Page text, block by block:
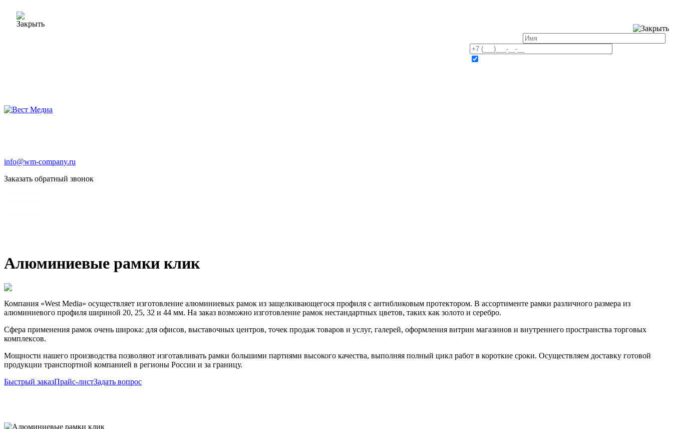
info@wm-company.ru
Заказать обратный звонок
Алюминиевые рамки клик
Компания «West Media» осуществляет изготовление алюминиевых рамок из защелкивающегося профиля с антибликовым протектором. В ассортименте рамки различного размера из
алюминиевого профиля шириной 20, 25, 32 и 44 мм. На заказ возможно изготовление рамок нестандартных цветов, таких как золото и серебро.
Сфера применения рамок очень широка: для офисов, выставочных центров, точек продаж товаров и услуг, галерей, оформления витрин магазинов и внутреннего пространства торговых
комплексов.
Мощности нашего производства позволяют изготавливать рамки большими партиями высокого качества, выполняя полный цикл работ в короткие сроки. Осуществляем доставку готовой
продукции транспортной компанией в регионы России и за границу.
Быстрый заказПрайс-листЗадать вопрос